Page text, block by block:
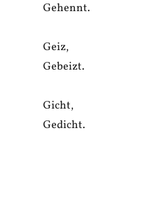
Gehennt.
Geiz,
Gebeizt.
Gicht,
Gedicht.